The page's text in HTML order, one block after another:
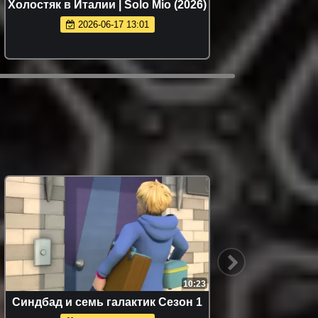
Холостяк в Италии | Solo Mio (2026)
2026-06-17 13:01
10:23
Синдбад и семь галактик Сезон 1